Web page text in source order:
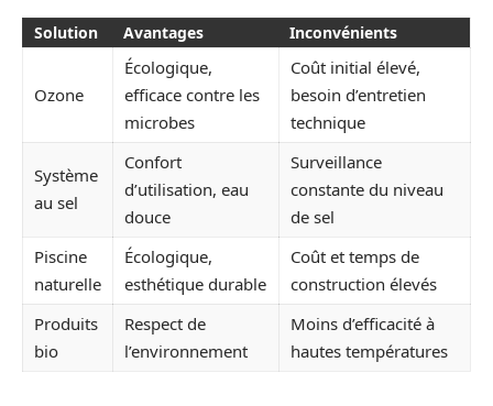
Solution Avantages Inconvénients
Ozone
Écologique,
efficace contre les
microbes
Coût initial élevé,
besoin d’entretien
technique
Système
au sel
Confort
d’utilisation, eau
douce
Surveillance
constante du niveau
de sel
Piscine
naturelle
Écologique,
esthétique durable
Coût et temps de
construction élevés
Produits
bio
Respect de
l’environnement
Moins d’efficacité à
hautes températures